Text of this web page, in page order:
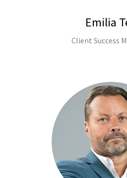
Emilia
Client Success